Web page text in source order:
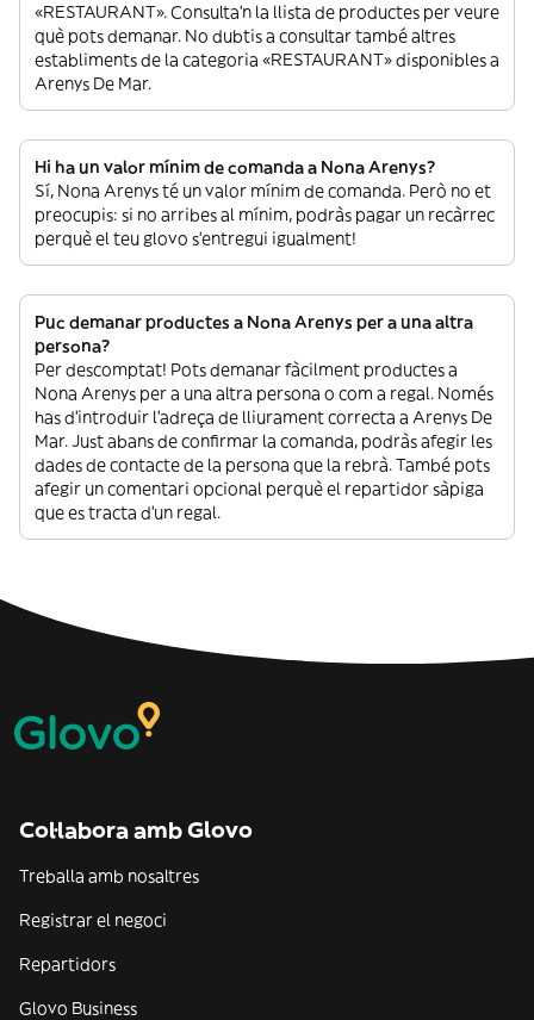
«RESTAURANT». Consulta’n la llista de productes per veure
què pots demanar. No dubtis a consultar també altres
establiments de la categoria «RESTAURANT» disponibles a
Arenys De Mar.
Hi ha un valor mínim de comanda a Nona Arenys?
Sí, Nona Arenys té un valor mínim de comanda. Però no et
preocupis: si no arribes al mínim, podràs pagar un recàrrec
perquè el teu glovo s’entregui igualment!
Puc demanar productes a Nona Arenys per a una altra
persona?
Per descomptat! Pots demanar fàcilment productes a
Nona Arenys per a una altra persona o com a regal. Només
has d’introduir l’adreça de lliurament correcta a Arenys De
Mar. Just abans de confirmar la comanda, podràs afegir les
dades de contacte de la persona que la rebrà. També pots
afegir un comentari opcional perquè el repartidor sàpiga
que es tracta d’un regal.
Col·labora amb Glovo
Treballa amb nosaltres
Registrar el negoci
Repartidors
Glovo Business